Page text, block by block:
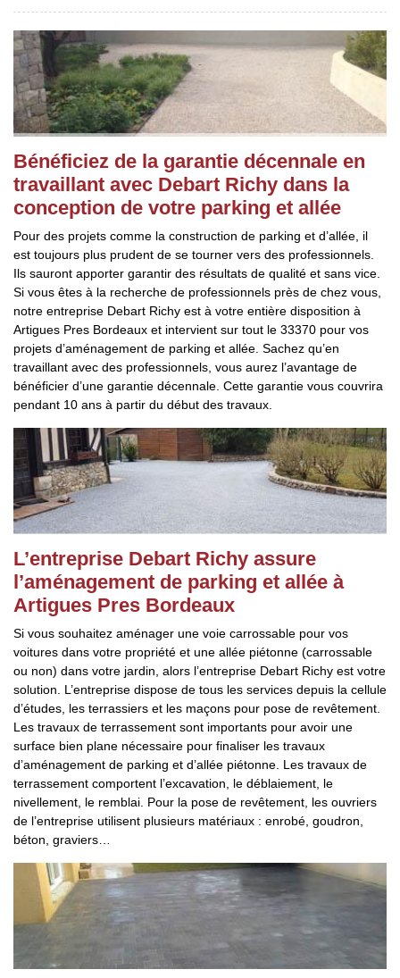
Bénéficiez de la garantie décennale en
travaillant avec Debart Richy dans la
conception de votre parking et allée
Pour des projets comme la construction de parking et d’allée, il
est toujours plus prudent de se tourner vers des professionnels.
Ils sauront apporter garantir des résultats de qualité et sans vice.
Si vous êtes à la recherche de professionnels près de chez vous,
notre entreprise Debart Richy est à votre entière disposition à
Artigues Pres Bordeaux et intervient sur tout le 33370 pour vos
projets d’aménagement de parking et allée. Sachez qu’en
travaillant avec des professionnels, vous aurez l’avantage de
bénéficier d’une garantie décennale. Cette garantie vous couvrira
pendant 10 ans à partir du début des travaux.
L’entreprise Debart Richy assure
l’aménagement de parking et allée à
Artigues Pres Bordeaux
Si vous souhaitez aménager une voie carrossable pour vos
voitures dans votre propriété et une allée piétonne (carrossable
ou non) dans votre jardin, alors l’entreprise Debart Richy est votre
solution. L’entreprise dispose de tous les services depuis la cellule
d’études, les terrassiers et les maçons pour pose de revêtement.
Les travaux de terrassement sont importants pour avoir une
surface bien plane nécessaire pour finaliser les travaux
d’aménagement de parking et d’allée piétonne. Les travaux de
terrassement comportent l’excavation, le déblaiement, le
nivellement, le remblai. Pour la pose de revêtement, les ouvriers
de l’entreprise utilisent plusieurs matériaux : enrobé, goudron,
béton, graviers…